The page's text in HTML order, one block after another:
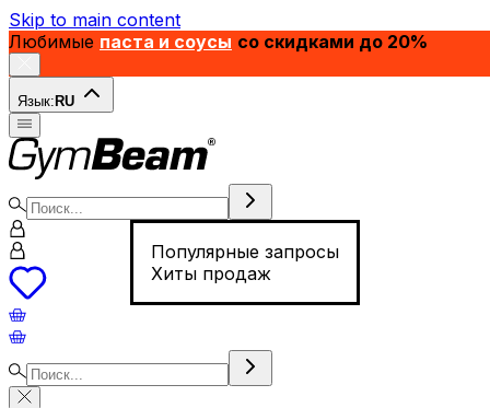
Skip to main content
Любимые паста и соусы со скидками до 20%
Язык: RU
Популярные запросы
Хиты продаж